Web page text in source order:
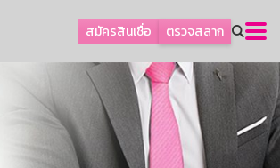
สมัครสินเชื่อ ตรวจสลาก
รายย่อย